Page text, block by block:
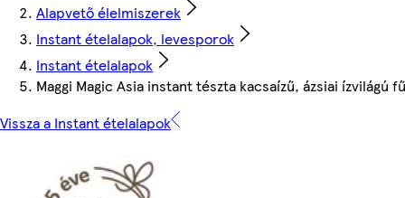
Alapvető élelmiszerek
Instant ételalapok, levesporok
Instant ételalapok
Maggi Magic Asia instant tészta kacsaízű, ázsiai
Vissza a Instant ételalapok